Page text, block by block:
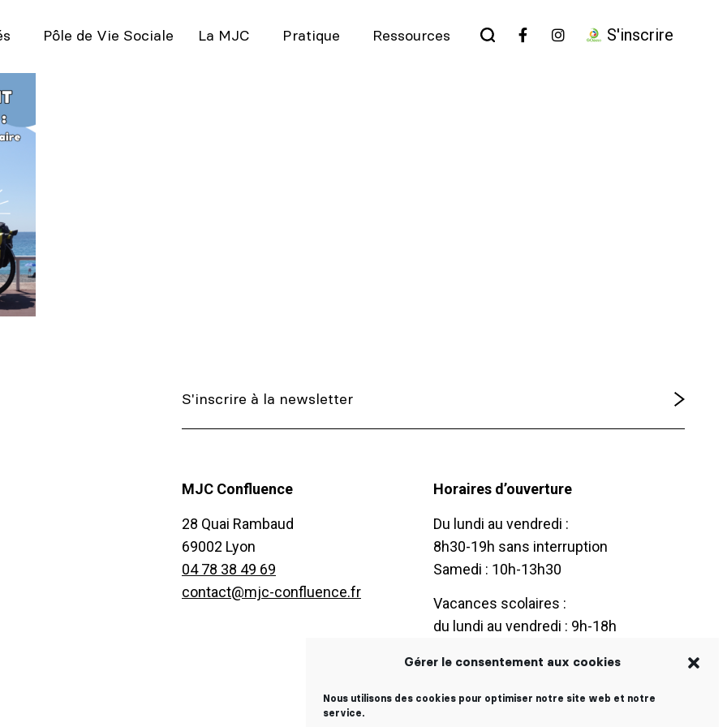
Gérer le consentement aux cookies
Nous utilisons des cookies pour optimiser notre site web et notre
service.
Pôle de Vie Sociale La MJC Pratique Ressources S'inscrire
MJC Confluence
28 Quai Rambaud
69002 Lyon
04 78 38 49 69
contact@mjc-confluence.fr
Horaires d’ouverture
Du lundi au vendredi :
8h30-19h sans interruption
Samedi : 10h-13h30
Vacances scolaires :
du lundi au vendredi : 9h-18h